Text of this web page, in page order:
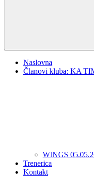
Naslovna
Članovi kluba: KA
WINGS
Trenerica
Kontakt